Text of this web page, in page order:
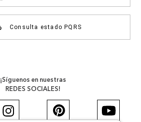
Consulta estado PQRS
¡Síguenos en nuestras
REDES SOCIALES!